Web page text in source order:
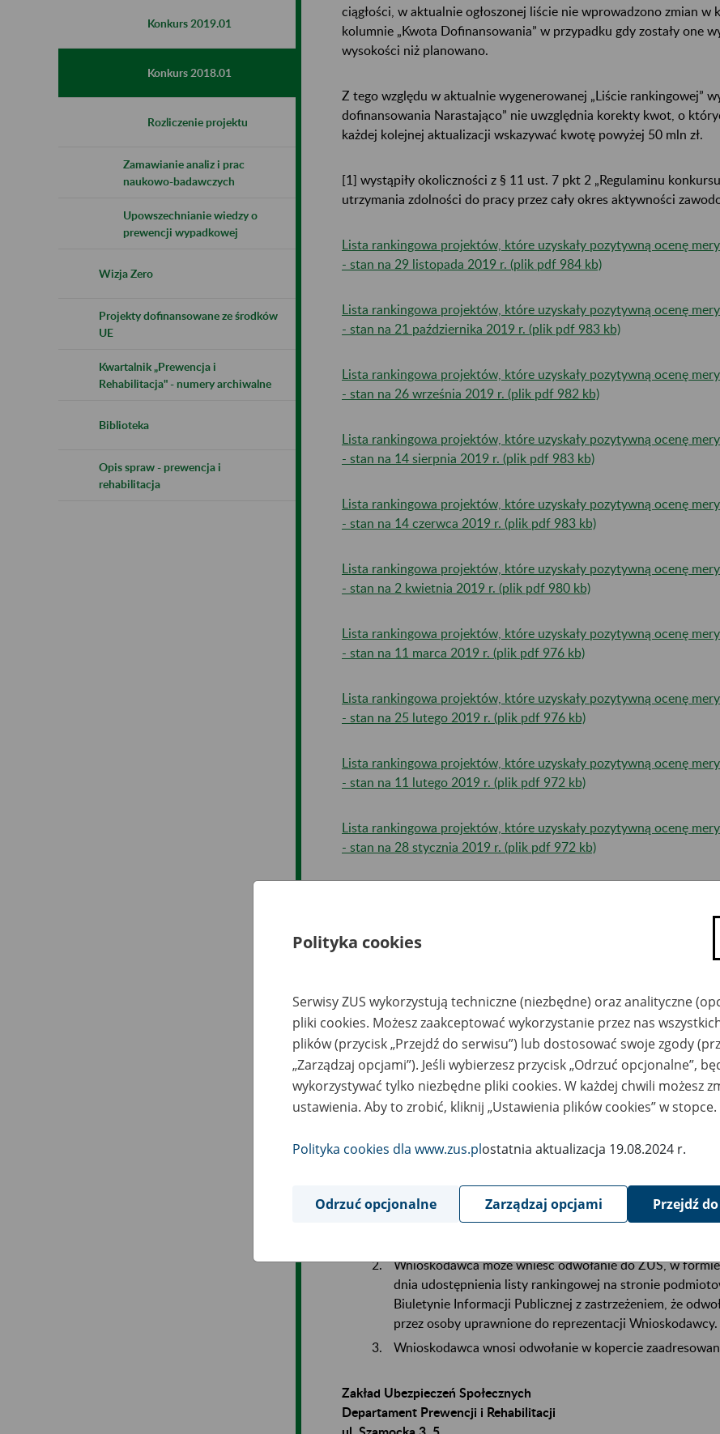
Konkurs 2019.01
Konkurs 2018.01
Rozliczenie projektu
Zamawianie analiz i prac
naukowo-badawczych
Upowszechnianie wiedzy o
prewencji wypadkowej
Wizja Zero
Projekty dofinansowane ze środków
UE
Kwartalnik „Prewencja i
Rehabilitacja" - numery archiwalne
Biblioteka
Opis spraw - prewencja i
rehabilitacja
ciągłości, w aktualnie ogłoszonej liście nie wprowadzono zmian
kolumnie „Kwota Dofinansowania” w przypadku gdy zostały one
wysokości niż planowano.
Z tego względu w aktualnie wygenerowanej „Liście rankingowej”
dofinansowania Narastająco” nie uwzględnia korekty kwot, o
każdej kolejnej aktualizacji wskazywać kwotę powyżej 50 mln zł.
[1] wystąpiły okoliczności z § 11 ust. 7 pkt 2 „Regulaminu
utrzymania zdolności do pracy przez cały okres aktywności
Lista rankingowa projektów, które uzyskały pozytywną ocenę
- stan na 29 listopada 2019 r. (plik pdf 984 kb)
Lista rankingowa projektów, które uzyskały pozytywną ocenę
- stan na 21 października 2019 r. (plik pdf 983 kb)
Lista rankingowa projektów, które uzyskały pozytywną ocenę
- stan na 26 września 2019 r. (plik pdf 982 kb)
Lista rankingowa projektów, które uzyskały pozytywną ocenę
- stan na 14 sierpnia 2019 r. (plik pdf 983 kb)
Lista rankingowa projektów, które uzyskały pozytywną ocenę
- stan na 14 czerwca 2019 r. (plik pdf 983 kb)
Lista rankingowa projektów, które uzyskały pozytywną ocenę
- stan na 2 kwietnia 2019 r. (plik pdf 980 kb)
Lista rankingowa projektów, które uzyskały pozytywną ocenę
- stan na 11 marca 2019 r. (plik pdf 976 kb)
Lista rankingowa projektów, które uzyskały pozytywną ocenę
- stan na 25 lutego 2019 r. (plik pdf 976 kb)
Lista rankingowa projektów, które uzyskały pozytywną ocenę
- stan na 11 lutego 2019 r. (plik pdf 972 kb)
Lista rankingowa projektów, które uzyskały pozytywną ocenę
- stan na 28 stycznia 2019 r. (plik pdf 972 kb)
Lista rankingowa projektów, które uzyskały pozytywną ocenę
Lista rankingowa projektów, które uzyskały pozytywną ocenę
- stan na 19 grudnia 2018 r. (plik pdf 191kb).
Płatnikowi składek, którego projekt o dofinansowanie nie został
projektów, przysługuje odwołanie do Komisji Odwoławczej
W przypadku naruszenia procedury konkursowej lub
Wnioskodawca, którego Wniosek nie został
Wnioskodawca może wnieść odwołanie do ZUS, w
dnia udostępnienia listy rankingowej na stronie
Biuletynie Informacji Publicznej z zastrzeżeniem, że
przez osoby uprawnione do reprezentacji Wnioskodawcy.
Wnioskodawca wnosi odwołanie w kopercie
Zakład Ubezpieczeń Społecznych
Departament Prewencji i Rehabilitacji
Polityka cookies
Serwisy ZUS wykorzystują techniczne (niezbędne) oraz analityczne
pliki cookies. Możesz zaakceptować wykorzystanie przez nas
plików (przycisk „Przejdź do serwisu”) lub dostosować swoje zgody
„Zarządzaj opcjami”). Jeśli wybierzesz przycisk „Odrzuć opcjonalne”,
wykorzystywać tylko niezbędne pliki cookies. W każdej chwili możesz
ustawienia. Aby to zrobić, kliknij „Ustawienia plików cookies” w stopce.
Polityka cookies dla www.zus.plostatnia aktualizacja 19.08.2024 r.
Odrzuć opcjonalne Zarządzaj opcjami Przejdź